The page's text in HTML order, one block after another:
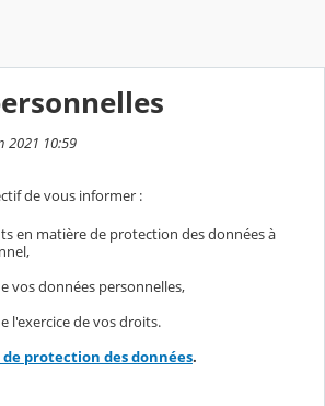
2021 10:59
de vous informer :
en matière de protection des données à
vos données personnelles,
l'exercice de vos droits.
protection des données.